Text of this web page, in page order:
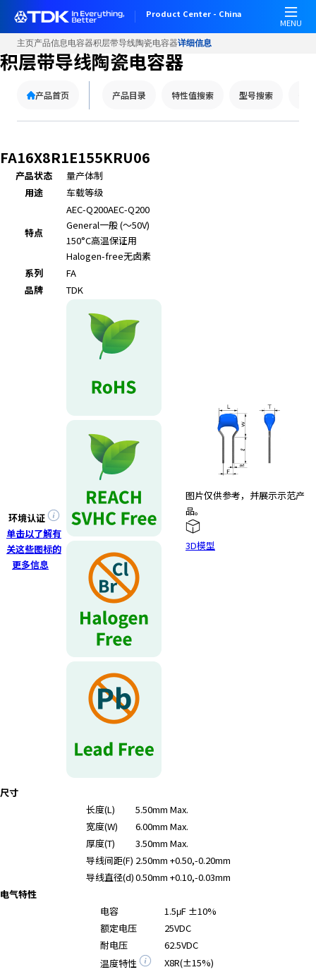
Product Center - China
MENU
主页产品信息电容器积层带导线陶瓷电容器详细信息
积层带导线陶瓷电容器
产品首页 产品目录 特性值搜索 型号搜索
FA16X8R1E155KRU06
产品状态
量产体制
用途
车载等级
特点
AEC-Q200AEC-Q200
General一般 (～50V)
150°C高温保证用
Halogen-free无卤素
系列
FA
品牌
TDK
环境认证
单击以了解有
关这些图标的
更多信息
图片仅供参考，并展示示范产
品。
3D模型
尺寸
长度(L)
5.50mm Max.
宽度(W)
6.00mm Max.
厚度(T)
3.50mm Max.
导线间距(F) 2.50mm +0.50,-0.20mm
导线直径(d)0.50mm +0.10,-0.03mm
电气特性
电容
1.5μF ±10%
额定电压
25VDC
耐电压
62.5VDC
温度特性
X8R(±15%)